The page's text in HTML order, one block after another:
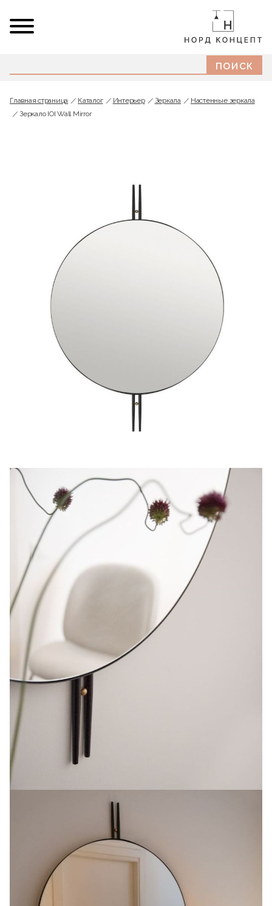
Главная страница Каталог Интерьер Зеркала
Настенные зеркала
Зеркало IOI Wall Mirror